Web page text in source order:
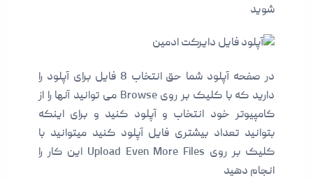
شوید
در صفحه آپلود شما حق انتخاب 8 فایل برای آپلود را
دارید که با کلیک بر روی Browse می توانید آنها را از
کامپیوتر خود انتخاب و آپلود کنید و برای اینکه
بتوانید تعداد بیشتری فایل آپلود کنید میتوانید با
کلیک بر روی Upload Even More Files این کار را
انجام دهید